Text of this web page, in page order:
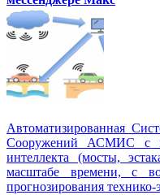
Автоматизированная
Сооружений АСМИС с
интеллекта (мосты,
масштабе времени, с
прогнозирования